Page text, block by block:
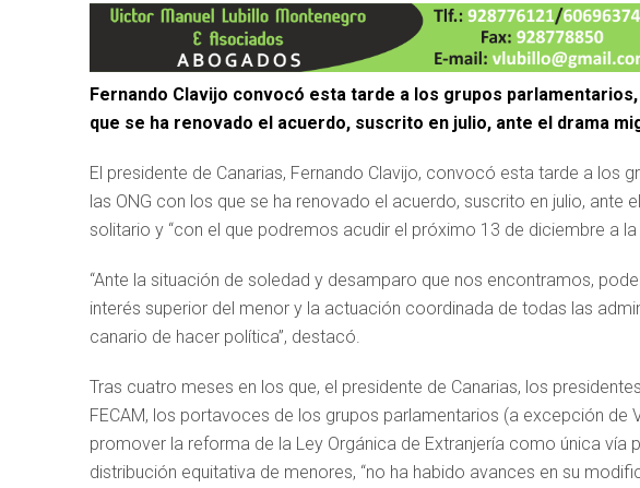
Fernando Clavijo convocó esta tarde a los grupos parlamentarios,
que se ha renovado el acuerdo, suscrito en julio, ante el drama
El presidente de Canarias, Fernando Clavijo, convocó esta tarde a los
las ONG con los que se ha renovado el acuerdo, suscrito en julio, ante
solitario y “con el que podremos acudir el próximo 13 de diciembre a
“Ante la situación de soledad y desamparo que nos encontramos,
interés superior del menor y la actuación coordinada de todas las
canario de hacer política”, destacó.
Tras cuatro meses en los que, el presidente de Canarias, los
FECAM, los portavoces de los grupos parlamentarios (a excepción de
promover la reforma de la Ley Orgánica de Extranjería como única vía
distribución equitativa de menores, “no ha habido avances en su